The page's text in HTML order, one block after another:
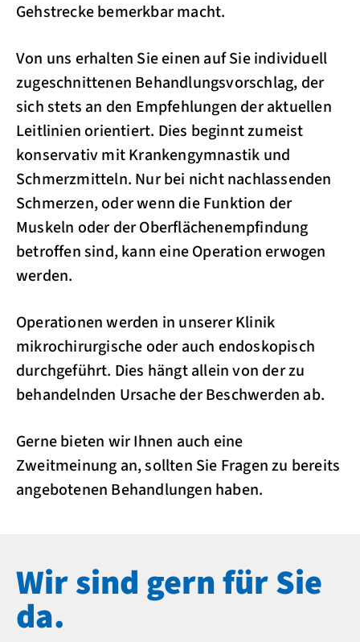
Gehstrecke bemerkbar macht.
Von uns erhalten Sie einen auf Sie individuell
zugeschnittenen Behandlungsvorschlag, der
sich stets an den Empfehlungen der aktuellen
Leitlinien orientiert. Dies beginnt zumeist
konservativ mit Krankengymnastik und
Schmerzmitteln. Nur bei nicht nachlassenden
Schmerzen, oder wenn die Funktion der
Muskeln oder der Oberflächenempfindung
betroffen sind, kann eine Operation erwogen
werden.
Operationen werden in unserer Klinik
mikrochirurgische oder auch endoskopisch
durchgeführt. Dies hängt allein von der zu
behandelnden Ursache der Beschwerden ab.
Gerne bieten wir Ihnen auch eine
Zweitmeinung an, sollten Sie Fragen zu bereits
angebotenen Behandlungen haben.
Wir sind gern für Sie
da.